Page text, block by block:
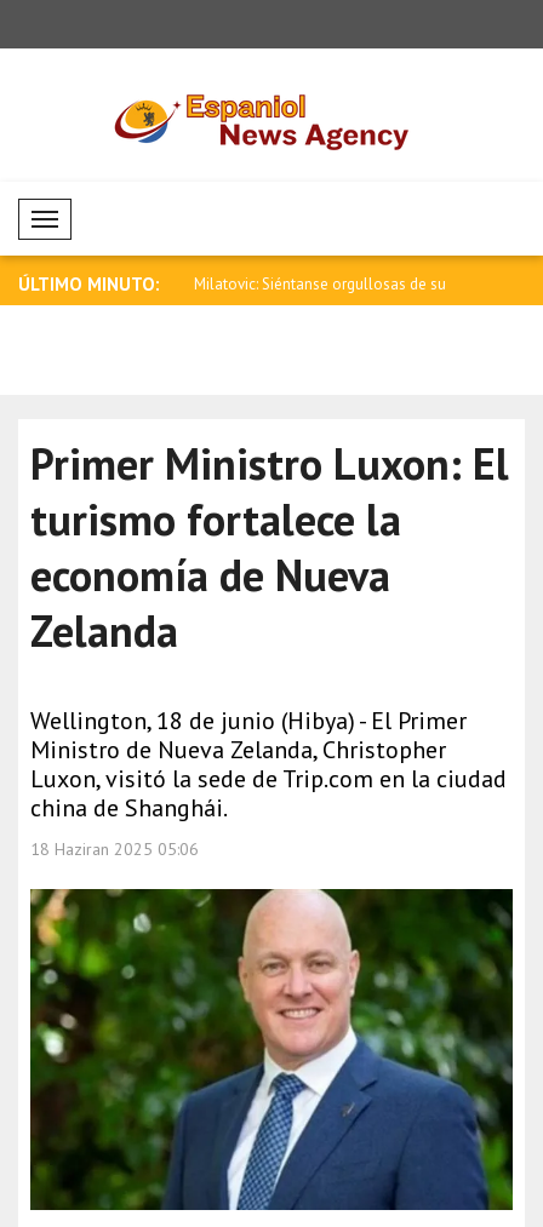
Mobil Menü
ÚLTIMO MINUTO:
orgullosas de su Lula da Silva: Estamos decididos a
Primer Ministro Luxon: El
turismo fortalece la
economía de Nueva
Zelanda
Wellington, 18 de junio (Hibya) - El Primer
Ministro de Nueva Zelanda, Christopher
Luxon, visitó la sede de Trip.com en la ciudad
china de Shanghái.
18 Haziran 2025 05:06